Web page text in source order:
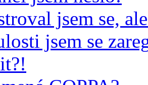
jsem se,
jsem se